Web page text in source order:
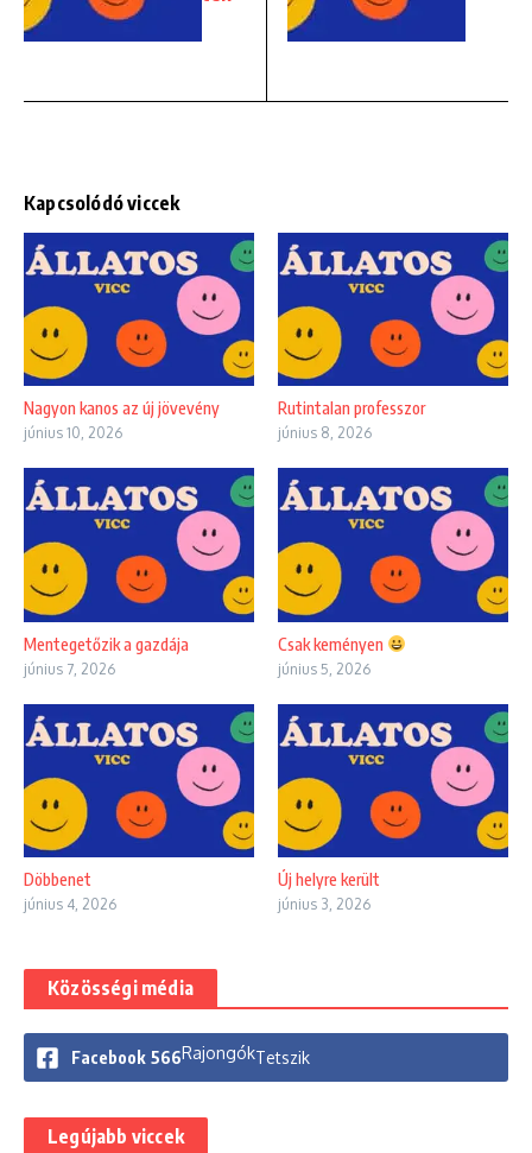
Kapcsolódó viccek
Nagyon kanos az új jövevény
június 10, 2026
Rutintalan professzor
június 8, 2026
Mentegetőzik a gazdája
június 7, 2026
Csak keményen
június 5, 2026
Döbbenet
június 4, 2026
Új helyre került
június 3, 2026
Közösségi média
Facebook 566RajongókTetszik
Legújabb viccek